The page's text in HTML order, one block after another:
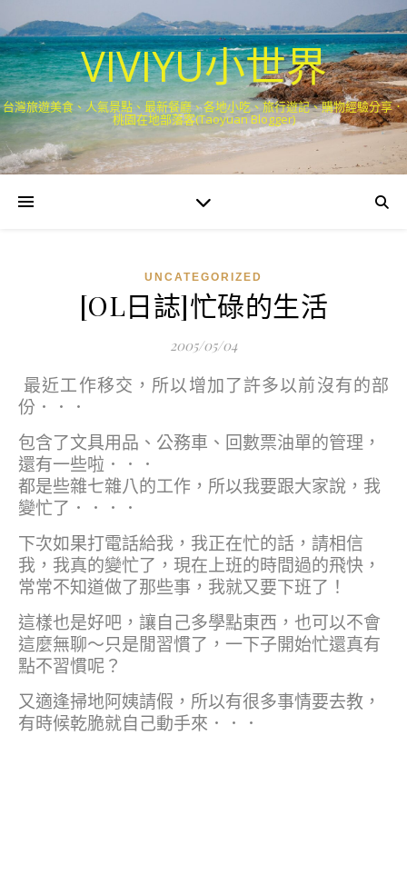
VIVIYU小世界
台灣旅遊美食、人氣景點、最新餐廳、各地小吃、旅行遊記、購物經驗分享．
桃園在地部落客(Taoyuan Blogger)
UNCATEGORIZED
[OL日誌]忙碌的生活
2005/05/04
最近工作移交，所以增加了許多以前沒有的部
份．．．
包含了文具用品、公務車、回數票油單的管理，
還有一些啦．．．
都是些雜七雜八的工作，所以我要跟大家說，我
變忙了．．．．
下次如果打電話給我，我正在忙的話，請相信
我，我真的變忙了，現在上班的時間過的飛快，
常常不知道做了那些事，我就又要下班了！
這樣也是好吧，讓自己多學點東西，也可以不會
這麼無聊～只是閒習慣了，一下子開始忙還真有
點不習慣呢？
又適逢掃地阿姨請假，所以有很多事情要去教，
有時候乾脆就自己動手來．．．